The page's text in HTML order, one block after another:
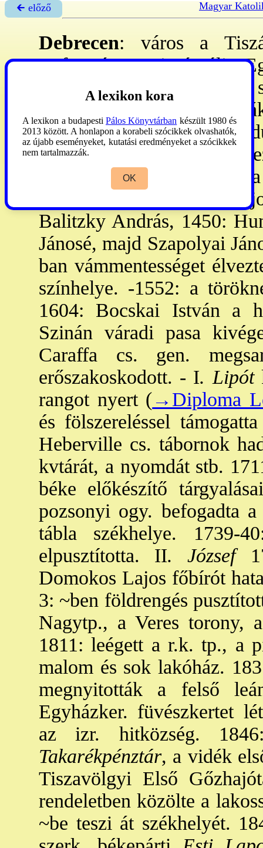
🡰 előző Magyar
Debrecen: város a
Református Tiszántúli
nyíregyházi püspökség
honfoglalás óta m-ok
Debrezum. A tatárok
Mátéval vívott
bíróválasztó jogot adott
fölruházta Buda város
Balitzky András, 1450:
Jánosé, majd Szapolyai
ban vámmentességet
színhelye. -1552: a
1604: Bocskai István a
Szinán váradi pasa
Caraffa cs. gen.
erőszakoskodott. - I. Lipót
rangot nyert (→Diploma
és fölszereléssel
Heberville cs. tábornok
kvtárát, a nyomdát stb.
béke előkészítő
pozsonyi ogy. befogadta
tábla székhelye. 1739-
elpusztította. II. József
Domokos Lajos főbírót
3: ~ben földrengés
Nagytp., a Veres torony,
1811: leégett a r.k. tp., a
malom és sok lakóház.
megnyitották a felső
Egyházker. füvészkertet
az izr. hitközség.
Takarékpénztár, a vidék
Tiszavölgyi Első
rendeletben közölte a
~be teszi át székhelyét.
A lexikon kora
A lexikon a budapesti Pálos Könyvtárban készült 1980 és
2013 között. A honlapon a korabeli szócikkek olvashatók,
az újabb eseményeket, kutatási eredményeket a szócikkek
nem tartalmazzák.
OK